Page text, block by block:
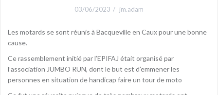
03/06/2023 jm.adam
Les motards se sont réunis à Bacqueville en Caux pour une bonne
cause.
Ce rassemblement initié par l’EPIFAJ était organisé par
l’association JUMBO RUN, dont le but est d’emmener les
personnes en situation de handicap faire un tour de moto